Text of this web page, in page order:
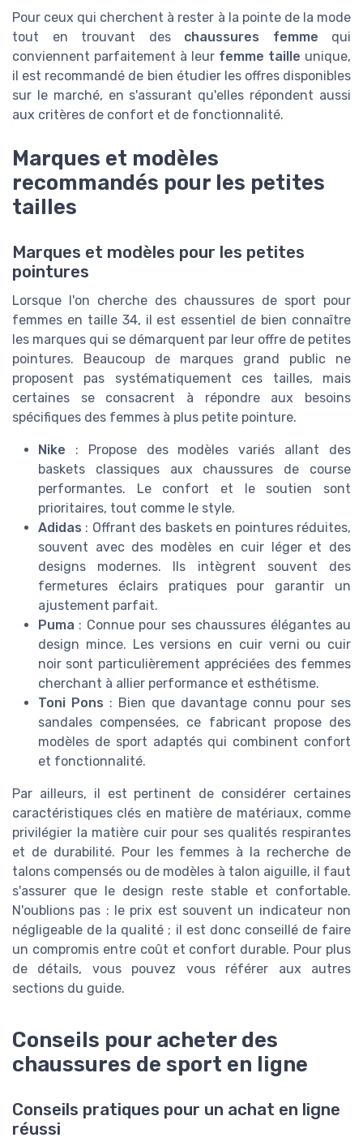
Pour ceux qui cherchent à rester à la pointe de la mode
tout en trouvant des chaussures femme qui
conviennent parfaitement à leur femme taille unique,
il est recommandé de bien étudier les offres disponibles
sur le marché, en s'assurant qu'elles répondent aussi
aux critères de confort et de fonctionnalité.
Marques et modèles
recommandés pour les petites
tailles
Marques et modèles pour les petites
pointures
Lorsque l'on cherche des chaussures de sport pour
femmes en taille 34, il est essentiel de bien connaître
les marques qui se démarquent par leur offre de petites
pointures. Beaucoup de marques grand public ne
proposent pas systématiquement ces tailles, mais
certaines se consacrent à répondre aux besoins
spécifiques des femmes à plus petite pointure.
Nike : Propose des modèles variés allant des
baskets classiques aux chaussures de course
performantes. Le confort et le soutien sont
prioritaires, tout comme le style.
Adidas : Offrant des baskets en pointures réduites,
souvent avec des modèles en cuir léger et des
designs modernes. Ils intègrent souvent des
fermetures éclairs pratiques pour garantir un
ajustement parfait.
Puma : Connue pour ses chaussures élégantes au
design mince. Les versions en cuir verni ou cuir
noir sont particulièrement appréciées des femmes
cherchant à allier performance et esthétisme.
Toni Pons : Bien que davantage connu pour ses
sandales compensées, ce fabricant propose des
modèles de sport adaptés qui combinent confort
et fonctionnalité.
Par ailleurs, il est pertinent de considérer certaines
caractéristiques clés en matière de matériaux, comme
privilégier la matière cuir pour ses qualités respirantes
et de durabilité. Pour les femmes à la recherche de
talons compensés ou de modèles à talon aiguille, il faut
s'assurer que le design reste stable et confortable.
N'oublions pas : le prix est souvent un indicateur non
négligeable de la qualité ; il est donc conseillé de faire
un compromis entre coût et confort durable. Pour plus
de détails, vous pouvez vous référer aux autres
sections du guide.
Conseils pour acheter des
chaussures de sport en ligne
Conseils pratiques pour un achat en ligne
réussi